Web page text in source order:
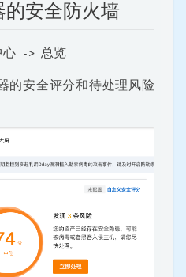
安全防火墙
心 -> 总览
的安全评分和待处理风险